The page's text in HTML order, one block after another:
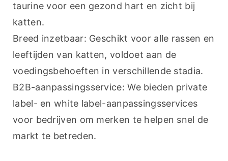
taurine voor een gezond hart en zicht bij
katten.
Breed inzetbaar: Geschikt voor alle rassen en
leeftijden van katten, voldoet aan de
voedingsbehoeften in verschillende stadia.
B2B-aanpassingsservice: We bieden private
label- en white label-aanpassingsservices
voor bedrijven om merken te helpen snel de
markt te betreden.